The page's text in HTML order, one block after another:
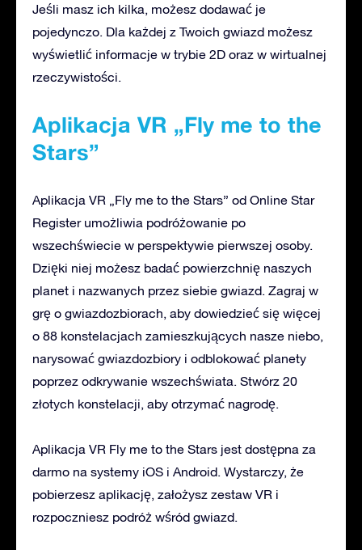
Jeśli masz ich kilka, możesz dodawać je
pojedynczo. Dla każdej z Twoich gwiazd możesz
wyświetlić informacje w trybie 2D oraz w wirtualnej
rzeczywistości.
Aplikacja VR „Fly me to the
Stars”
Aplikacja VR „Fly me to the Stars” od Online Star
Register umożliwia podróżowanie po
wszechświecie w perspektywie pierwszej osoby.
Dzięki niej możesz badać powierzchnię naszych
planet i nazwanych przez siebie gwiazd. Zagraj w
grę o gwiazdozbiorach, aby dowiedzieć się więcej
o 88 konstelacjach zamieszkujących nasze niebo,
narysować gwiazdozbiory i odblokować planety
poprzez odkrywanie wszechświata. Stwórz 20
złotych konstelacji, aby otrzymać nagrodę.
Aplikacja VR Fly me to the Stars jest dostępna za
darmo na systemy iOS i Android. Wystarczy, że
pobierzesz aplikację, założysz zestaw VR i
rozpoczniesz podróż wśród gwiazd.